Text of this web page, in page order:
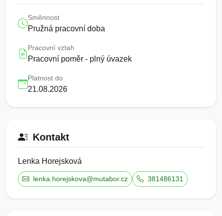
Směnnost
Pružná pracovní doba
Pracovní vztah
Pracovní poměr - plný úvazek
Platnost do
21.08.2026
Kontakt
Lenka Horejsková
lenka.horejskova@mutabor.cz 381486131